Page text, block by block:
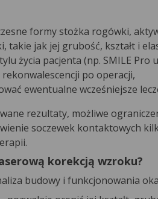
formy stożka rogówki,
takie jak jej grubość, kształt i
życia pacjenta (np. SMILE
po operacji,
ewentualne wcześniejsze
rezultaty, możliwe
soczewek kontaktowych
korekcją wzroku?
budowy i funkcjonowania